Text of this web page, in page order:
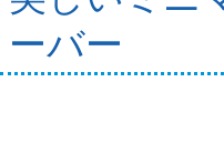
ーバー